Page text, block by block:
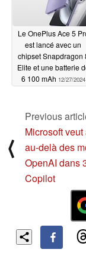
Le OnePlus Ace 5
est lancé avec un
chipset Snapdragon
Elite et une batterie
6 100 mAh 12/27/2024
⟨
Previous
Microsoft
au-delà des
OpenAI dans
Copilot